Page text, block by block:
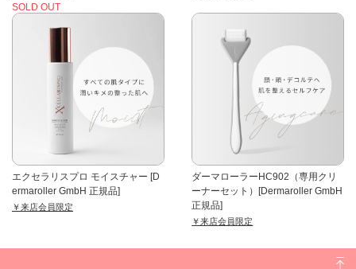
SOLD OUT
エクセラリスプロ モイスチャー [D
ermaroller GmbH 正規品]
￥来店会員限定
ダーマローラーHC902（専用クリ
ーナーセット）[Dermaroller GmbH
正規品]
￥来店会員限定